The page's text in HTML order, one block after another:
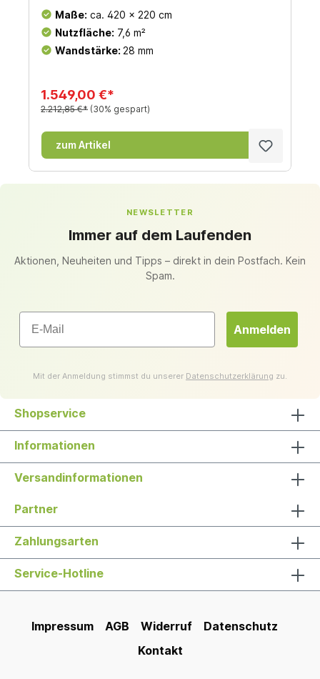
Maße: ca. 420 x 220 cm
Nutzfläche: 7,6 m²
Wandstärke: 28 mm
1.549,00 €*
2.212,85 €* (30% gespart)
zum Artikel
NEWSLETTER
Immer auf dem Laufenden
Aktionen, Neuheiten und Tipps – direkt in dein Postfach. Kein
Spam.
Email
Anmelden
Mit der Anmeldung stimmst du unserer Datenschutzerklärung zu.
Shopservice
Informationen
Versandinformationen
Partner
Zahlungsarten
Service-Hotline
Impressum AGB Widerruf
Datenschutz
Kontakt